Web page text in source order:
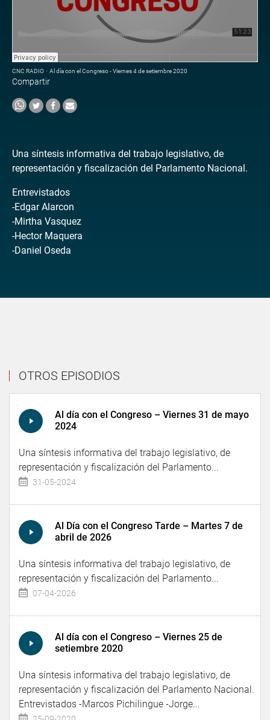
CNC RADIO · Al día con el Congreso - Viernes 4 de setiembre 2020
Compartir
Una síntesis informativa del trabajo legislativo, de
representación y fiscalización del Parlamento Nacional.
Entrevistados
-Edgar Alarcon
-Mirtha Vasquez
-Hector Maquera
-Daniel Oseda
OTROS EPISODIOS
Al día con el Congreso – Viernes 31 de mayo
2024
Una síntesis informativa del trabajo legislativo, de
representación y fiscalización del Parlamento...
31-05-2024
Al Día con el Congreso Tarde – Martes 7 de
abril de 2026
Una síntesis informativa del trabajo legislativo, de
representación y fiscalización del Parlamento...
07-04-2026
Al día con el Congreso – Viernes 25 de
setiembre 2020
Una síntesis informativa del trabajo legislativo, de
representación y fiscalización del Parlamento Nacional.
Entrevistados -Marcos Pichilingue -Jorge...